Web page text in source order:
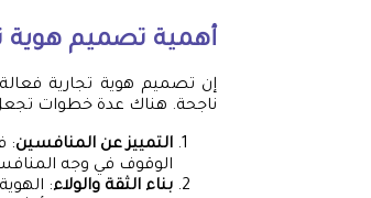
أهمية تصميم هوية
إن تصميم هوية تجارية
ناجحة. هناك عدة خطوات تجعل
التمييز عن المنافسين:
الوقوف في وجه
بناء الثقة والولاء: